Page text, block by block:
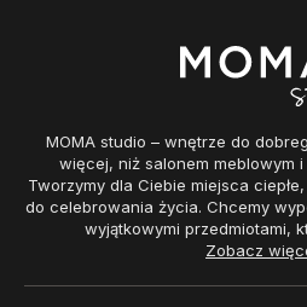
MOMA studio – wnętrze do
więcej, niż salonem meblowym
Tworzymy dla Ciebie miejsca
do celebrowania życia. Chcemy
wyjątkowymi przedmiotami,
Zobacz